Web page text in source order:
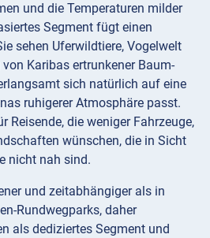
und die Temperaturen milder
Segment fügt einen
sehen Uferwildtiere, Vogelwelt
Karibas ertrunkener Baum-
sich natürlich auf eine
ruhigerer Atmosphäre passt.
Reisende, die weniger Fahrzeuge,
wünschen, die in Sicht
nicht nah sind.
und zeitabhängiger als in
Rundwegparks, daher
als dediziertes Segment und